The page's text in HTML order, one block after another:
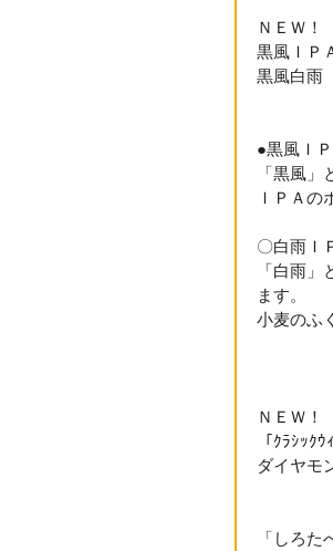
ＮＥＷ！
黒風ＩＰ
黒風白雨
●黒風Ｉ
「黒風
ＩＰＡの
〇白雨Ｉ
「白雨
ます。
小麦のふ
ＮＥＷ！
「ｸﾗｼｯｸ
ダイヤモ
「しろた